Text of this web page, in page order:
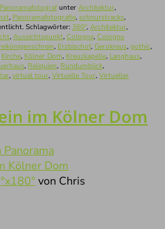
Panoramafotografunter Architektur,
, Panoramafotografie, schnurstracks,
Schlagwörter: 360°, Architektur,
, Aussichtspunkt, Cologne, Cologne
, Erzbischof, Gerokreuz, gothic,
Kirche, Kölner Dom, Kreuzkapelle, Langhaus,
, Reliquien, Rundumblick,
, virtual tour, Virtuelle Tour, Virtueller
im Kölner Dom
Kölner Dom
von Chris